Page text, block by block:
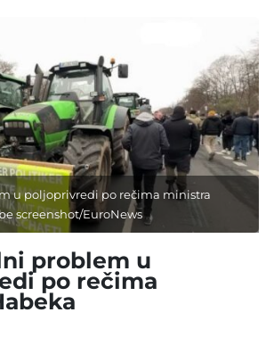
u poljoprivredi po rečima ministra
screenshot/EuroNews
problem u
po rečima